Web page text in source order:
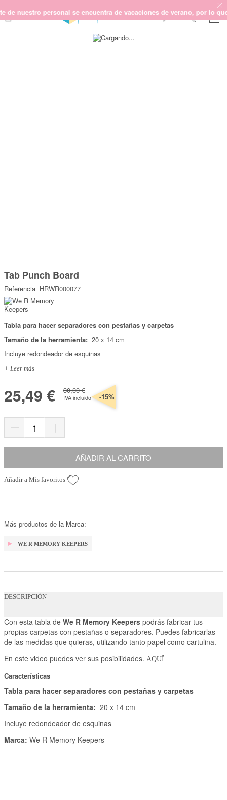
nuestro personal se encuentra de vacaciones de verano, por lo
Top Ventas
Temática
Iniciar sesión/Regístrate
Somos Kimidori
comienzo
de
la
galería
de
imágenes
Tab Punch Board
Referencia HRWR000077
Tabla para hacer separadores con pestañas y carpetas
Tamaño de la herramienta: 20 x 14 cm
Incluye redondeador de esquinas
+ Leer más
25,49 € 30,00 €
IVA incluido -15%
AÑADIR AL CARRITO
Añadir a Mis favoritos
Más productos de la Marca:
WE R MEMORY KEEPERS
DESCRIPCIÓN
Con esta tabla de We R Memory Keepers podrás fabricar tus
propias carpetas con pestañas o separadores. Puedes fabricarlas
de las medidas que quieras, utilizando tanto papel como cartulina.
En este video puedes ver sus posibilidades. AQUÏ
Características
Tabla para hacer separadores con pestañas y carpetas
Tamaño de la herramienta: 20 x 14 cm
Incluye redondeador de esquinas
Marca: We R Memory Keepers